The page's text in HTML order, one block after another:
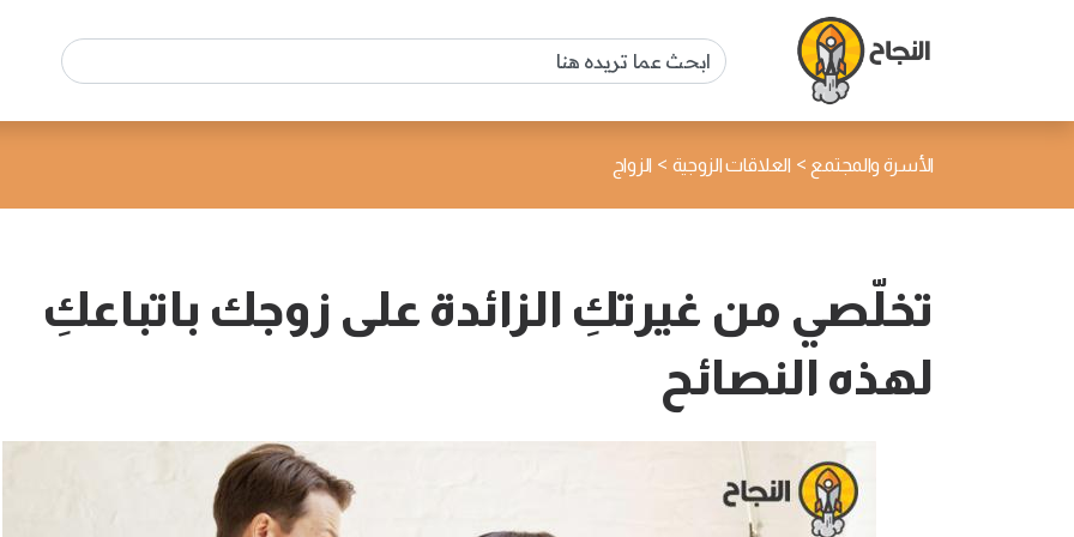
الأسرة والمجتمع > العلاقات الزوجية > الزواج
تخلّصي من غيرتكِ الزائدة على زوجك باتباعكِ
لهذه النصائح